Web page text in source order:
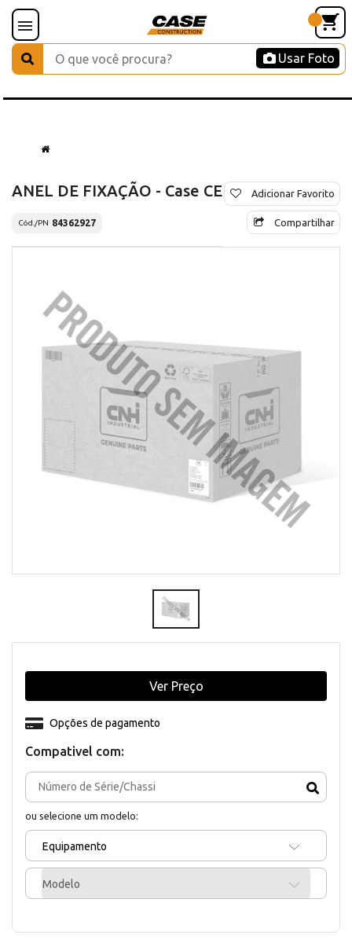
Usar Foto
ANEL DE FIXAÇÃO - Case CE
Cód./PN 84362927
Adicionar Favorito
Compartilhar
Compativel com:
ou selecione um modelo:
Equipamento
Modelo
Opções de pagamento
Ver Preço